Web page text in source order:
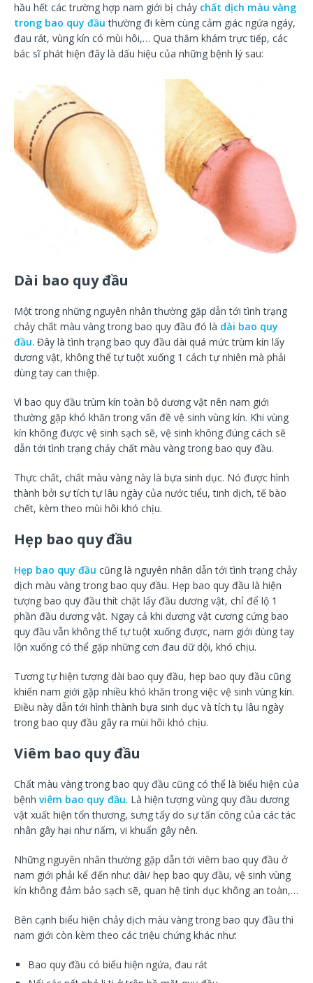
hầu hết các trường hợp nam giới bị chảy chất dịch màu vàng
trong bao quy đầu thường đi kèm cùng cảm giác ngứa ngáy,
đau rát, vùng kín có mùi hôi,… Qua thăm khám trực tiếp, các
bác sĩ phát hiện đây là dấu hiệu của những bệnh lý sau:
Dài bao quy đầu
Một trong những nguyên nhân thường gặp dẫn tới tình trạng
chảy chất màu vàng trong bao quy đầu đó là dài bao quy
đầu. Đây là tình trạng bao quy đầu dài quá mức trùm kín lấy
dương vật, không thể tự tuột xuống 1 cách tự nhiên mà phải
dùng tay can thiệp.
Vì bao quy đầu trùm kín toàn bộ dương vật nên nam giới
thường gặp khó khăn trong vấn đề vệ sinh vùng kín. Khi vùng
kín không được vệ sinh sạch sẽ, vệ sinh không đúng cách sẽ
dẫn tới tình trạng chảy chất màu vàng trong bao quy đầu.
Thực chất, chất màu vàng này là bựa sinh dục. Nó được hình
thành bởi sự tích tự lâu ngày của nước tiểu, tinh dịch, tế bào
chết, kèm theo mùi hôi khó chịu.
Hẹp bao quy đầu
Hẹp bao quy đầu cũng là nguyên nhân dẫn tới tình trạng chảy
dịch màu vàng trong bao quy đầu. Hẹp bao quy đầu là hiện
tượng bao quy đầu thít chặt lấy đầu dương vật, chỉ để lộ 1
phần đầu dương vật. Ngay cả khi dương vật cương cứng bao
quy đầu vẫn không thể tự tuột xuống được, nam giới dùng tay
lộn xuống có thể gặp những cơn đau dữ dội, khó chịu.
Tương tự hiện tượng dài bao quy đầu, hẹp bao quy đầu cũng
khiến nam giới gặp nhiều khó khăn trong việc vệ sinh vùng kín.
Điều này dẫn tới hình thành bựa sinh dục và tích tụ lâu ngày
trong bao quy đầu gây ra mùi hôi khó chịu.
Viêm bao quy đầu
Chất màu vàng trong bao quy đầu cũng có thể là biểu hiện của
bệnh viêm bao quy đầu. Là hiện tượng vùng quy đầu dương
vật xuất hiện tổn thương, sưng tấy do sự tấn công của các tác
nhân gây hại như nấm, vi khuẩn gây nên.
Những nguyên nhân thường gặp dẫn tới viêm bao quy đầu ở
nam giới phải kể đến như: dài/ hẹp bao quy đầu, vệ sinh vùng
kín không đảm bảo sạch sẽ, quan hệ tình dục không an toàn,…
Bên cạnh biểu hiện chảy dịch màu vàng trong bao quy đầu thì
nam giới còn kèm theo các triệu chứng khác như:
Bao quy đầu có biểu hiện ngứa, đau rát